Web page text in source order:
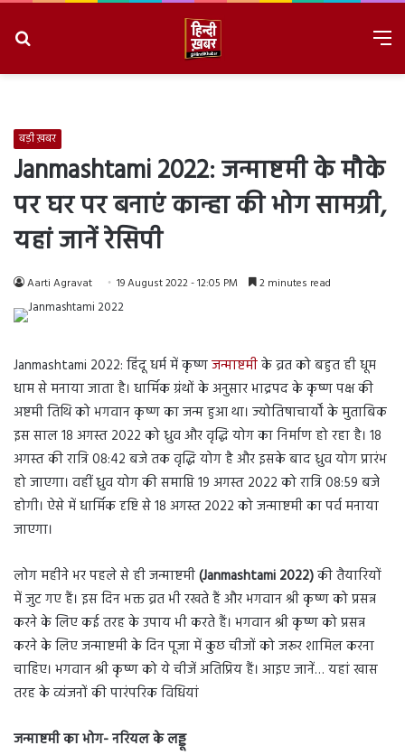
बड़ी ख़बर
Janmashtami 2022: जन्माष्टमी के मौके
पर घर पर बनाएं कान्हा की भोग सामग्री,
यहां जानें रेसिपी
Aarti Agravat 19 August 2022 - 12:05 PM 2 minutes read
Janmashtami 2022: हिंदू धर्म में कृष्णजन्माष्टमीके व्रत को बहुत ही धूम
धाम से मनाया जाता है। धार्मिक ग्रंथों के अनुसार भाद्रपद के कृष्ण पक्ष की
अष्टमी तिथि को भगवान कृष्ण का जन्म हुआ था। ज्योतिषाचार्यों के मुताबिक
इस साल 18 अगस्त 2022 को ध्रुव और वृद्धि योग का निर्माण हो रहा है। 18
अगस्त की रात्रि 08:42 बजे तक वृद्धि योग है और इसके बाद ध्रुव योग प्रारंभ
हो जाएगा। वहीं ध्रुव योग की समाप्ति 19 अगस्त 2022 को रात्रि 08:59 बजे
होगी। ऐसे में धार्मिक दृष्टि से 18 अगस्त 2022 को जन्माष्टमी का पर्व मनाया
जाएगा।
लोग महीने भर पहले से ही जन्माष्टमी(Janmashtami 2022)की तैयारियों
में जुट गए हैं। इस दिन भक्त व्रत भी रखते हैं और भगवान श्री कृष्ण को प्रसन्न
करने के लिए कई तरह के उपाय भी करते हैं। भगवान श्री कृष्ण को प्रसन्न
करने के लिए जन्माष्टमी के दिन पूजा में कुछ चीजों को जरूर शामिल करना
चाहिए। भगवान श्री कृष्ण को ये चीजें अतिप्रिय हैं। आइए जानें… यहां खास
तरह के व्यंजनों की पारंपरिक विधियां
जन्माष्टमी का भोग- नरियल के लड्डू